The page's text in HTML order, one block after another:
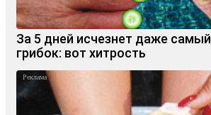
За 5 дней исчезнет даже
грибок: вот хитрость